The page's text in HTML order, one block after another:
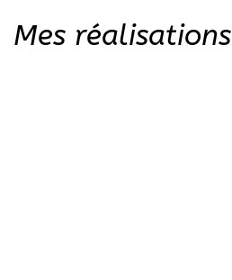
Mes réalisations